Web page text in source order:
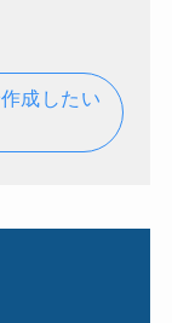
成したい